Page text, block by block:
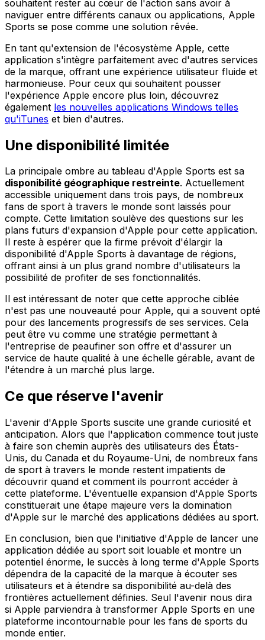
souhaitent rester au cœur de l'action sans avoir à
naviguer entre différents canaux ou applications, Apple
Sports se pose comme une solution rêvée.
En tant qu'extension de l'écosystème Apple, cette
application s'intègre parfaitement avec d'autres services
de la marque, offrant une expérience utilisateur fluide et
harmonieuse. Pour ceux qui souhaitent pousser
l'expérience Apple encore plus loin, découvrez
également les nouvelles applications Windows telles
qu'iTunes et bien d'autres.
Une disponibilité limitée
La principale ombre au tableau d'Apple Sports est sa
disponibilité géographique restreinte. Actuellement
accessible uniquement dans trois pays, de nombreux
fans de sport à travers le monde sont laissés pour
compte. Cette limitation soulève des questions sur les
plans futurs d'expansion d'Apple pour cette application.
Il reste à espérer que la firme prévoit d'élargir la
disponibilité d'Apple Sports à davantage de régions,
offrant ainsi à un plus grand nombre d'utilisateurs la
possibilité de profiter de ses fonctionnalités.
Il est intéressant de noter que cette approche ciblée
n'est pas une nouveauté pour Apple, qui a souvent opté
pour des lancements progressifs de ses services. Cela
peut être vu comme une stratégie permettant à
l'entreprise de peaufiner son offre et d'assurer un
service de haute qualité à une échelle gérable, avant de
l'étendre à un marché plus large.
Ce que réserve l'avenir
L'avenir d'Apple Sports suscite une grande curiosité et
anticipation. Alors que l'application commence tout juste
à faire son chemin auprès des utilisateurs des États-
Unis, du Canada et du Royaume-Uni, de nombreux fans
de sport à travers le monde restent impatients de
découvrir quand et comment ils pourront accéder à
cette plateforme. L'éventuelle expansion d'Apple Sports
constituerait une étape majeure vers la domination
d'Apple sur le marché des applications dédiées au sport.
En conclusion, bien que l'initiative d'Apple de lancer une
application dédiée au sport soit louable et montre un
potentiel énorme, le succès à long terme d'Apple Sports
dépendra de la capacité de la marque à écouter ses
utilisateurs et à étendre sa disponibilité au-delà des
frontières actuellement définies. Seul l'avenir nous dira
si Apple parviendra à transformer Apple Sports en une
plateforme incontournable pour les fans de sports du
monde entier.